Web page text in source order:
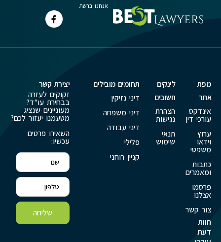
אנחנו ברשת
מפת
אתר
אינדקס
עורכי דין
ערוץ
וידאו
משפטי
כתבות
ומאמרים
פרסמו
אצלנו
צור קשר
חוות
דעת
לינקים
חשובים
הצהרת
נגישות
תנאי
שימוש
תחומים מובילים
דיני נזיקין
דיני משפחה
דיני עבודה
פלילי
קניין רוחני
יצירת קשר
זקוקים לעזרה
בבחירת עו"ד?
מעוניינים שנציג
מטעמנו יעזור לכם?
השאירו פרטים
עכשיו:
שליחה